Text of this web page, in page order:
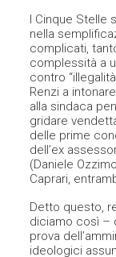
I Cinque Stelle
nella
complicati,
complessità a
contro
Renzi a
alla sindaca
gridare
delle prime
dell’ex
(Daniele
Caprari,
Detto questo,
diciamo così –
prova
ideologici